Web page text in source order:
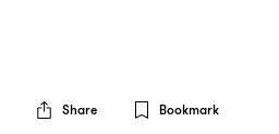
Share Bookmark